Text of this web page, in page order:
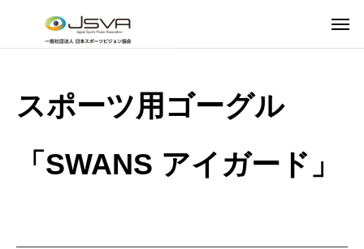
スポーツ用ゴーグル
「SWANS アイガード」